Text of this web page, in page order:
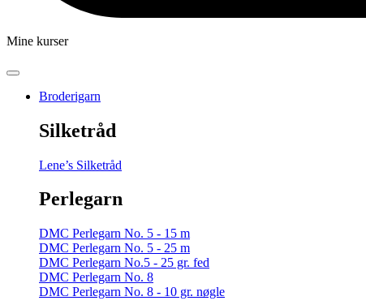
Mine kurser
Broderigarn
Silketråd
Lene’s Silketråd
Perlegarn
DMC Perlegarn No. 5 - 15 m
DMC Perlegarn No. 5 - 25 m
DMC Perlegarn No.5 - 25 gr. fed
DMC Perlegarn No. 8
DMC Perlegarn No. 8 - 10 gr. nøgle